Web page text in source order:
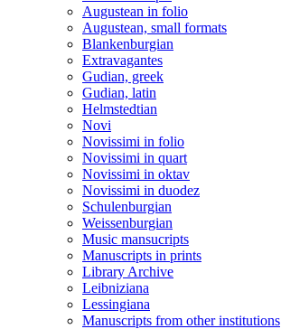
Augustean in folio
Augustean, small formats
Blankenburgian
Extravagantes
Gudian, greek
Gudian, latin
Helmstedtian
Novi
Novissimi in folio
Novissimi in quart
Novissimi in oktav
Novissimi in duodez
Schulenburgian
Weissenburgian
Music mansucripts
Manuscripts in prints
Library Archive
Leibniziana
Lessingiana
Manuscripts from other institutions